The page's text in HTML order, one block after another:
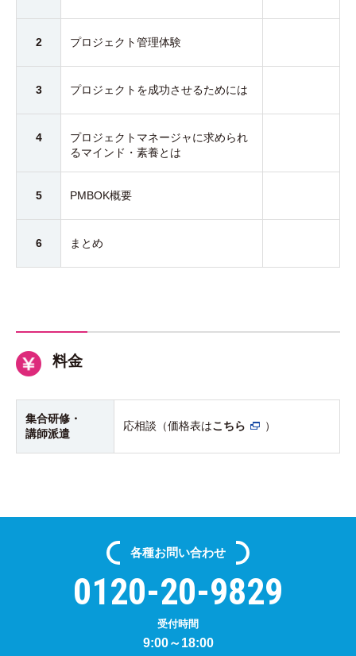
2 プロジェクト管理体験
3 プロジェクトを成功させるためには
4
プロジェクトマネージャに求められ
るマインド・素養とは
5 PMBOK概要
6 まとめ
料金
集合研修・
講師派遣
応相談（価格表はこちら ）
各種お問い合わせ
0120-20-9829
受付時間
9:00～18:00